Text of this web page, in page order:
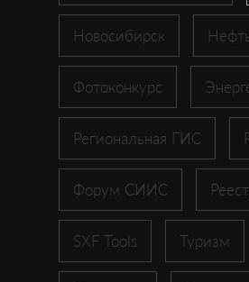
Новосибирск
Фотоконкурс
Региональная ГИС
Форум СИИС
SXF Tools Туризм